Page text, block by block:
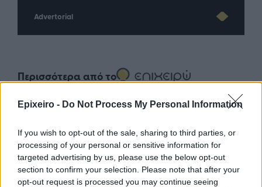
Epixeiro - Do Not Process My Personal Information
If you wish to opt-out of the sale, sharing to third parties, or
processing of your personal or sensitive information for
targeted advertising by us, please use the below opt-out
section to confirm your selection. Please note that after your
opt-out request is processed you may continue seeing
Advertorial
Περισσότερα από το
Θέατρο Επιδαύρου άνοιξε τις
πύλες του σε όλους, καθιστώντας
παράστασή του προσβάσιμη σε
άτομα με αναπηρίες
05/08/26|16:08